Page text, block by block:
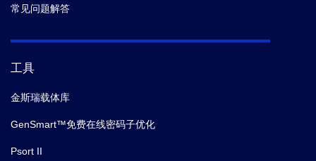
常见问题解答
工具
金斯瑞载体库
GenSmart™免费在线密码子优化
Psort II